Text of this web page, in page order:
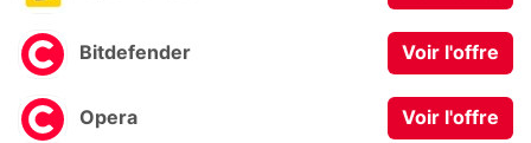
Bitdefender Voir l'offre
Opera Voir l'offre